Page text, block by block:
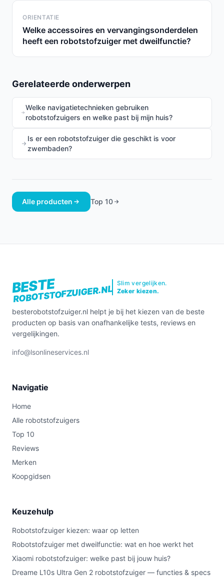
ORIENTATIE
Welke accessoires en vervangingsonderdelen
heeft een robotstofzuiger met dweilfunctie?
Gerelateerde onderwerpen
Welke navigatietechnieken gebruiken
robotstofzuigers en welke past bij mijn huis?
Is er een robotstofzuiger die geschikt is voor
zwembaden?
Alle producten Top 10
BESTE
ROBOTSTOFZUIGER.NL
Slim vergelijken.
Zeker kiezen.
besterobotstofzuiger.nl helpt je bij het kiezen van de beste
producten op basis van onafhankelijke tests, reviews en
vergelijkingen.
info@lsonlineservices.nl
Navigatie
Home
Alle robotstofzuigers
Top 10
Reviews
Merken
Koopgidsen
Keuzehulp
Robotstofzuiger kiezen: waar op letten
Robotstofzuiger met dweilfunctie: wat en hoe werkt het
Xiaomi robotstofzuiger: welke past bij jouw huis?
Dreame L10s Ultra Gen 2 robotstofzuiger — functies & specs